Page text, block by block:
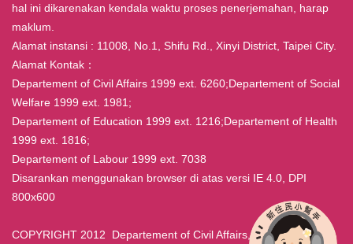
hal ini dikarenakan kendala waktu proses penerjemahan, harap
maklum.
Alamat instansi : 11008, No.1, Shifu Rd., Xinyi District, Taipei City.
Alamat Kontak：
Departement of Civil Affairs 1999 ext. 6260;Departement of Social
Welfare 1999 ext. 1981;
Departement of Education 1999 ext. 1216;Departement of Health
1999 ext. 1816;
Departement of Labour 1999 ext. 7038
Disarankan menggunakan browser di atas versi IE 4.0, DPI
800x600
COPYRIGHT 2012 Departement of Civil Affairs, Taipei ALL